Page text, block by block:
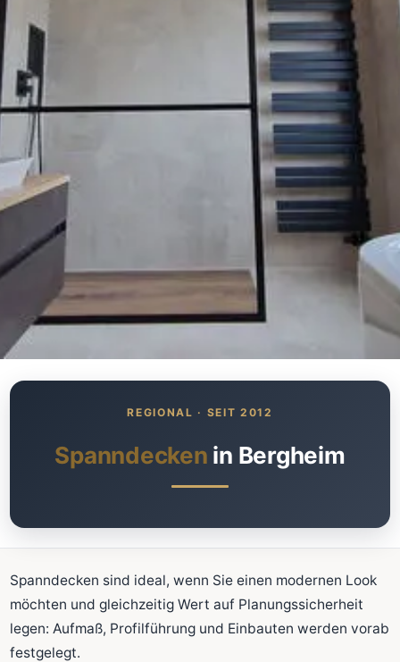
Was kostet meine neue
Spanndecke?
Schnellrechner
FLÄCHE (M²)
Spanndecken in Bergheim
Spanndecken sind ideal, wenn Sie einen modernen Look
möchten und gleichzeitig Wert auf Planungssicherheit
legen: Aufmaß, Profilführung und Einbauten werden vorab
festgelegt.